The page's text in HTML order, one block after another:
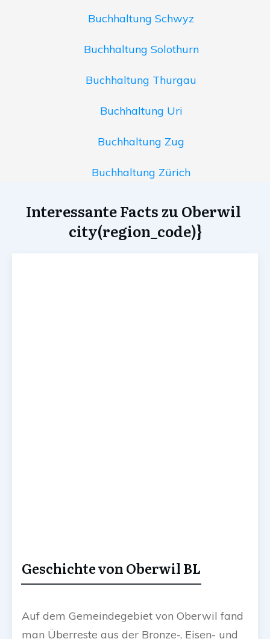
Buchhaltung Schwyz
Buchhaltung Solothurn
Buchhaltung Thurgau
Buchhaltung Uri
Buchhaltung Zug
Buchhaltung Zürich
Interessante Facts zu Oberwil
city(region_code)}
Geschichte von Oberwil BL
Auf dem Gemeindegebiet von Oberwil fand
man Überreste aus der Bronze-, Eisen- und